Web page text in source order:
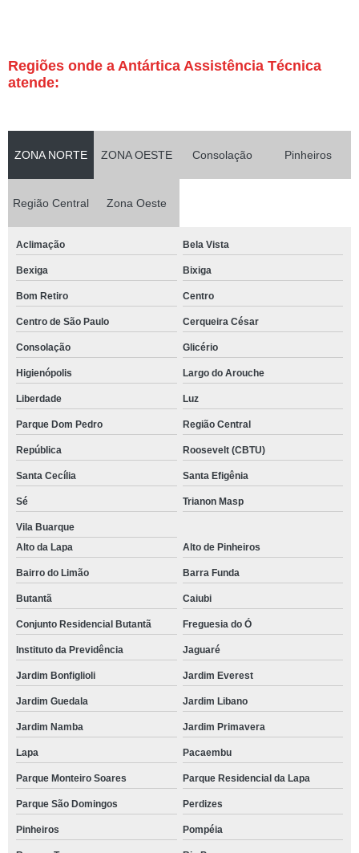
Regiões onde a Antártica Assistência Técnica
atende:
ZONA NORTE ZONA OESTE Consolação Pinheiros
Região Central Zona Oeste
Aclimação Bela Vista
Bexiga Bixiga
Bom Retiro Centro
Centro de São Paulo Cerqueira César
Consolação Glicério
Higienópolis Largo do Arouche
Liberdade Luz
Parque Dom Pedro Região Central
República Roosevelt (CBTU)
Santa Cecília Santa Efigênia
Sé Trianon Masp
Vila Buarque
Alto da Lapa
Alto de Pinheiros
Bairro do Limão Barra Funda
Butantã Caiubi
Conjunto Residencial Butantã Freguesia do Ó
Instituto da Previdência Jaguaré
Jardim Bonfiglioli Jardim Everest
Jardim Guedala Jardim Libano
Jardim Namba Jardim Primavera
Lapa Pacaembu
Parque Monteiro Soares Parque Residencial da Lapa
Parque São Domingos Perdizes
Pinheiros Pompéia